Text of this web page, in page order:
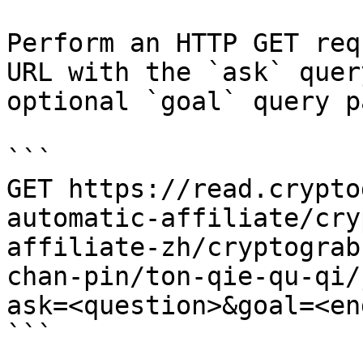
Perform an HTTP GET
URL with the `ask`
optional `goal` query
```
GET https://
automatic-affiliate/
affiliate-zh/
chan-pin/ton-qie-qu-
```